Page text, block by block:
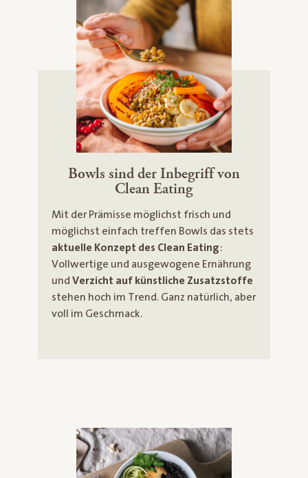
Bowls sind der Inbegriff von
Clean Eating
Mit der Prämisse möglichst frisch und
möglichst einfach treffen Bowls das stets
aktuelle Konzept des Clean Eating:
Vollwertige und ausgewogene Ernährung
und Verzicht auf künstliche Zusatzstoffe
stehen hoch im Trend. Ganz natürlich, aber
voll im Geschmack.